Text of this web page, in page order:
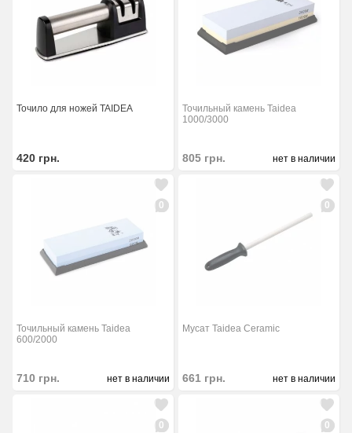
Точило для ножей TAIDEA
420 грн.
Точильный камень Taidea
1000/3000
805 грн. нет в наличии
0
Точильный камень Taidea
600/2000
710 грн. нет в наличии
0
Мусат Taidea Ceramic
661 грн. нет в наличии
0 0